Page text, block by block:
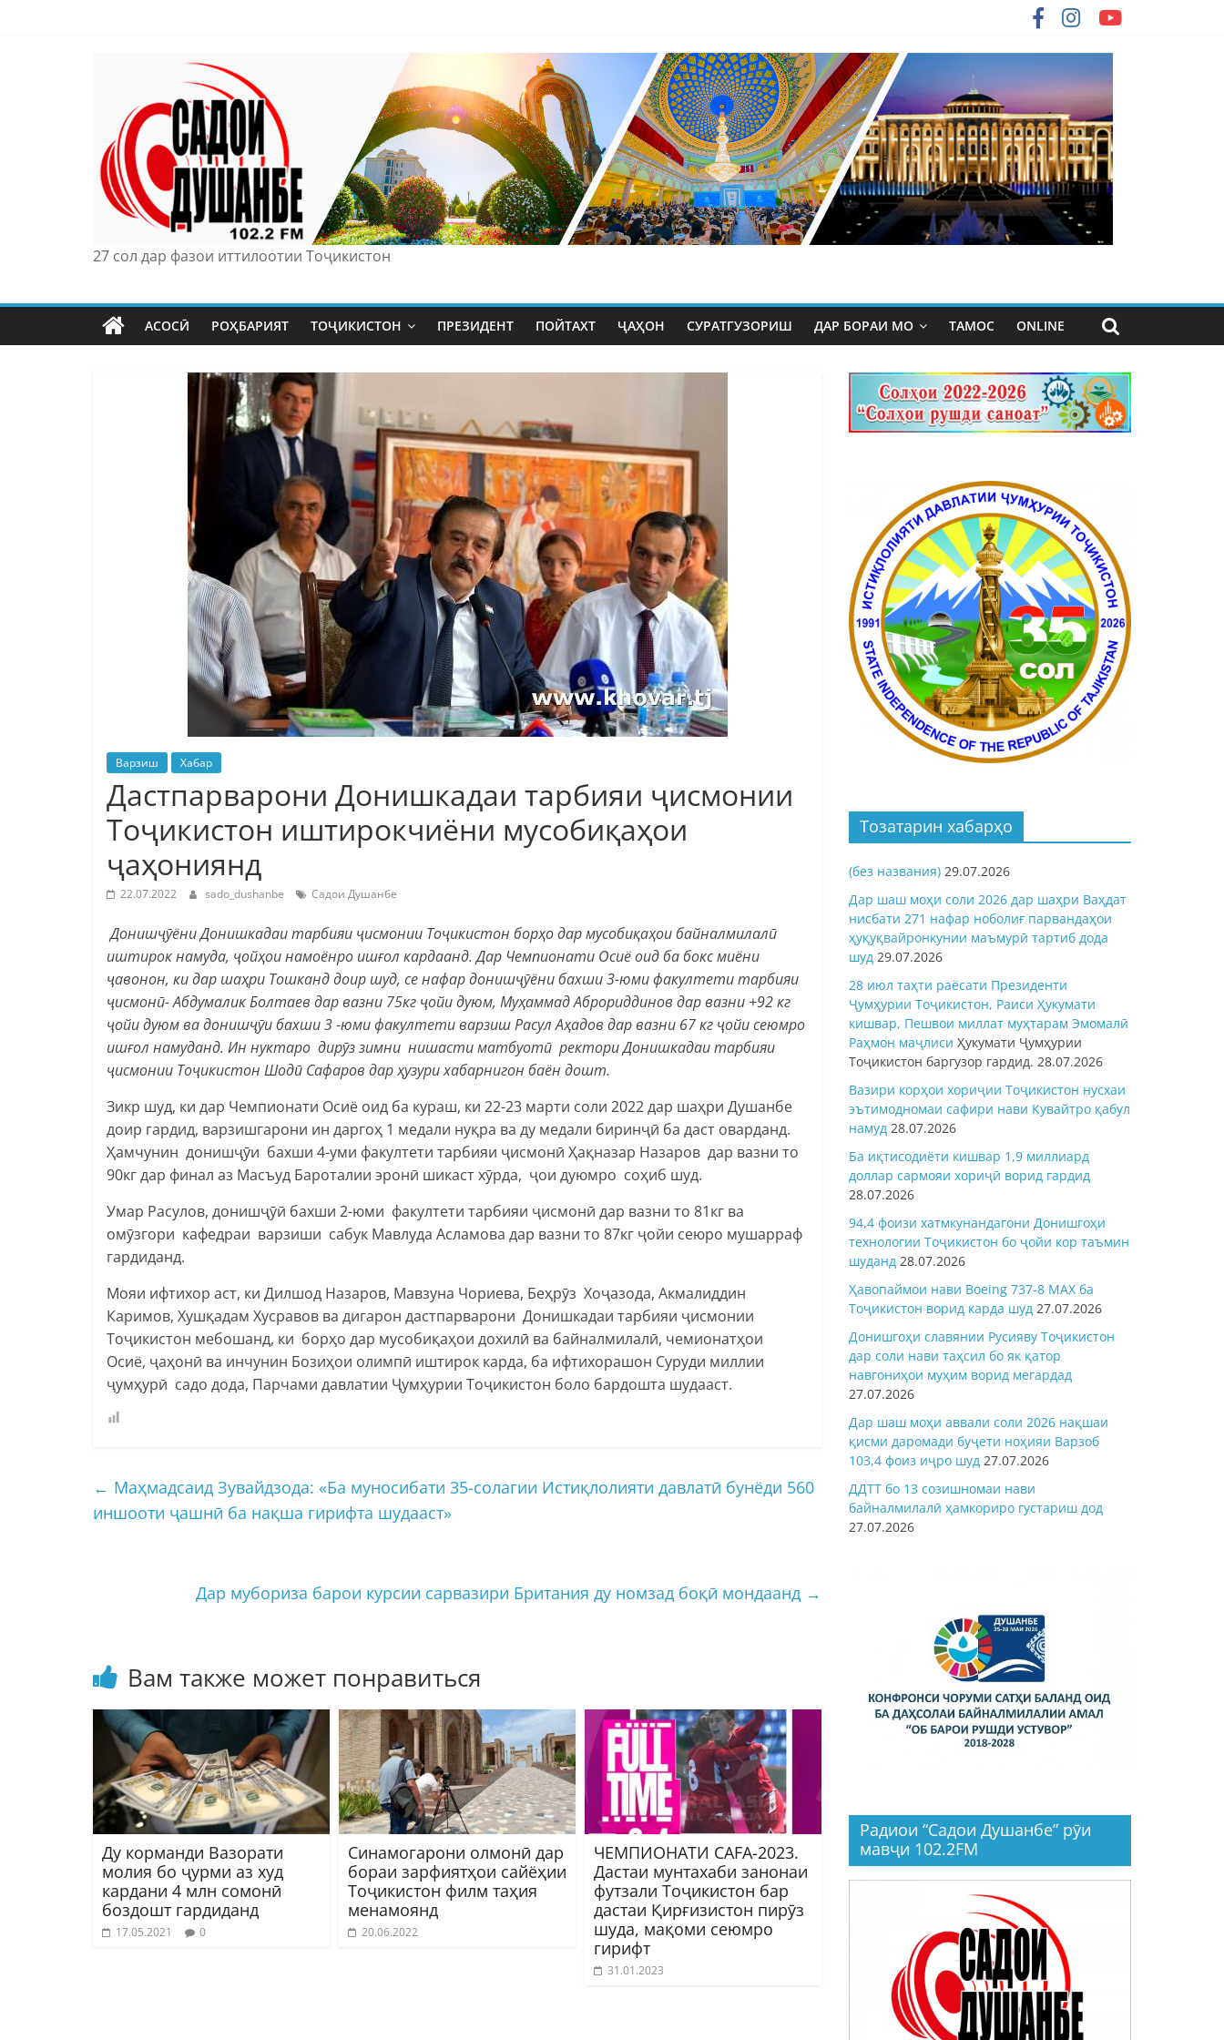
27 сол дар фазои иттилоотии Тоҷикистон
АСОСӢ РОҲБАРИЯТ ТОҶИКИСТОН ПРЕЗИДЕНТ ПОЙТАХТ ҶАҲОН СУРАТГУЗОРИШ ДАР БОРАИ МО ТАМОС ONLINE
Варзиш Хабар
Дастпарварони Донишкадаи тарбияи ҷисмонии
Тоҷикистон иштирокчиёни мусобиқаҳои
ҷаҳониянд
22.07.2022 sado_dushanbe Садои Душанбе
Донишҷӯёни Донишкадаи тарбияи ҷисмонии Тоҷикистон борҳо дар мусобиқаҳои байналмилалӣ
иштирок намуда, ҷойҳои намоёнро ишғол кардаанд. Дар Чемпионати Осиё оид ба бокс миёни
ҷавонон, ки дар шаҳри Тошканд доир шуд, се нафар донишҷӯёни бахши 3-юми факултети тарбияи
ҷисмонӣ- Абдумалик Болтаев дар вазни 75кг ҷойи дуюм, Муҳаммад Аброриддинов дар вазни +92 кг
ҷойи дуюм ва донишҷӯи бахши 3 -юми факултети варзиш Расул Аҳадов дар вазни 67 кг ҷойи сеюмро
ишғол намуданд. Ин нуктаро дирӯз зимни нишасти матбуотӣ ректориДонишкадаи тарбияи
ҷисмонии Тоҷикистон Шодӣ Сафаров дар ҳузури хабарнигон баён дошт.
Зикр шуд, ки дар Чемпионати Осиё оид ба кураш, ки 22-23 марти соли 2022 дар шаҳри Душанбе
доир гардид, варзишгарони ин даргоҳ 1 медали нуқра ва ду медали биринҷӣ ба даст оварданд.
Ҳамчунин донишҷӯи бахши 4-уми факултети тарбияи ҷисмонӣ Ҳақназар Назаров дар вазни то
90кг дар финал аз Масъуд Бароталии эронӣ шикаст хӯрда, ҷои дуюмро соҳиб шуд.
Умар Расулов, донишҷӯӣ бахши 2-юми факултети тарбияи ҷисмонӣ дар вазни то 81кг ва
омӯзгори кафедраи варзиши сабук Мавлуда Асламова дар вазни то 87кг ҷойи сеюро мушарраф
гардиданд.
Мояи ифтихор аст, ки Дилшод Назаров, Мавзуна Чориева, Беҳрӯз Хоҷазода, Акмалиддин
Каримов, Хушқадам Хусравов ва дигарон дастпарварони Донишкадаи тарбияи ҷисмонии
Тоҷикистон мебошанд, ки борҳо дар мусобиқаҳои дохилӣ ва байналмилалӣ, чемионатҳои
Осиё, ҷаҳонӣ ва инчунин Бозиҳои олимпӣ иштирок карда, ба ифтихорашон Суруди миллии
ҷумҳурӣ садо дода, Парчами давлатии Ҷумҳурии Тоҷикистон боло бардошта шудааст.
← Маҳмадсаид Зувайдзода: «Ба муносибати 35-солагии Истиқлолияти давлатӣ бунёди 560
иншооти ҷашнӣ ба нақша гирифта шудааст»
Дар мубориза барои курсии сарвазири Британия ду номзад боқӣ мондаанд →
Вам также может понравиться
Ду корманди Вазорати
молия бо ҷурми аз худ
кардани 4 млн сомонӣ
боздошт гардиданд
17.05.2021 0
Синамогарони олмонӣ дар
бораи зарфиятҳои сайёҳии
Тоҷикистон филм таҳия
менамоянд
20.06.2022
ЧЕМПИОНАТИ CAFA-2023.
Дастаи мунтахаби занонаи
футзали Тоҷикистон бар
дастаи Қирғизистон пирӯз
шуда, мақоми сеюмро
гирифт
31.01.2023
Тозатарин хабарҳо
(без названия) 29.07.2026
Дар шаш моҳи соли 2026 дар шаҳри Ваҳдат
нисбати 271 нафар ноболиғ парвандаҳои
ҳуқуқвайронкунии маъмурӣ тартиб дода
шуд 29.07.2026
28 июл таҳти раёсати Президенти
Ҷумҳурии Тоҷикистон, Раиси Ҳукумати
кишвар, Пешвои миллат муҳтарам Эмомалӣ
Раҳмон маҷлиси Ҳукумати Ҷумҳурии
Тоҷикистон баргузор гардид. 28.07.2026
Вазири корҳои хориҷии Тоҷикистон нусхаи
эътимодномаи сафири нави Кувайтро қабул
намуд 28.07.2026
Ба иқтисодиёти кишвар 1,9 миллиард
доллар сармояи хориҷӣ ворид гардид
28.07.2026
94,4 фоизи хатмкунандагони Донишгоҳи
технологии Тоҷикистон бо ҷойи кор таъмин
шуданд 28.07.2026
Ҳавопаймои нави Boeing 737-8 MAX ба
Тоҷикистон ворид карда шуд 27.07.2026
Донишгоҳи славянии Русияву Тоҷикистон
дар соли нави таҳсил бо як қатор
навгониҳои муҳим ворид мегардад
27.07.2026
Дар шаш моҳи аввали соли 2026 нақшаи
қисми даромади буҷети ноҳияи Варзоб
103,4 фоиз иҷро шуд 27.07.2026
ДДТТ бо 13 созишномаи нави
байналмилалӣ ҳамкориро густариш дод
27.07.2026
Радиои “Садои Душанбе” рӯи
мавҷи 102.2FM